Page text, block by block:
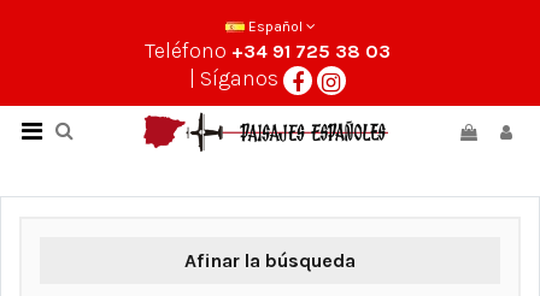
Español
Teléfono +34 91 725 38 03
| Síganos
Afinar la búsqueda